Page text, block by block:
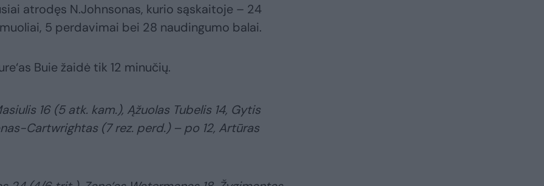
atrodęs N.Johnsonas, kurio sąskaitoje – 24
5 perdavimai bei 28 naudingumo balai.
Buie žaidė tik 12 minučių.
16 (5 atk. kam.), Ąžuolas Tubelis 14, Gytis
Cartwrightas (7 rez. perd.) – po 12, Artūras